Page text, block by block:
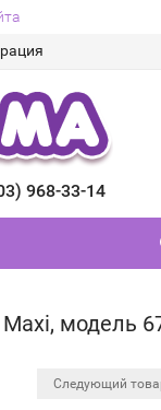
968-33-14
модель
Следующий